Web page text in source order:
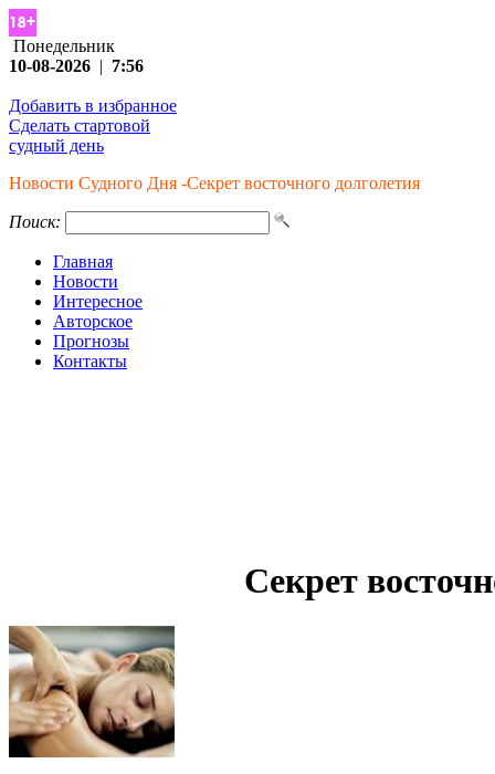
Понедельник
10-08-2026 | 7:56
Добавить в избранное
Сделать стартовой
судный день
Новости Судного Дня -Секрет восточного долголетия
Поиск:
Главная
Новости
Интересное
Авторское
Прогнозы
Контакты
Секрет